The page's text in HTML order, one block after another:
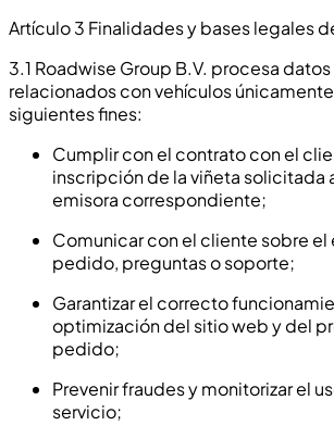
Artículo 3 Finalidades y bases legales
3.1 Roadwise Group B.V. procesa
relacionados con vehículos
siguientes fines:
Cumplir con el contrato con el
inscripción de la viñeta solicitada
emisora correspondiente;
Comunicar con el cliente sobre el
pedido, preguntas o soporte;
Garantizar el correcto
optimización del sitio web y del
pedido;
Prevenir fraudes y monitorizar el
servicio;